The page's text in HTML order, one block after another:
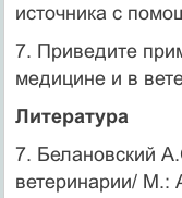
источника с
7. Приведите
медицине и в
Литература
7. Белановский
ветеринарии/ М.: